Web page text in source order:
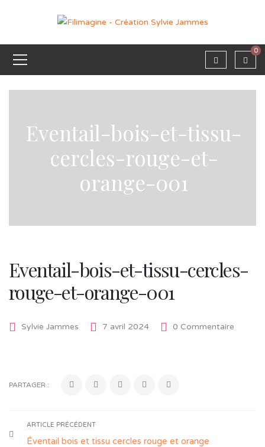
0
Eventail-bois-et-tissu-
cercles-rouge-et-
orange-001
Eventail-bois-et-tissu-cercles-
rouge-et-orange-001
Sylvie Jammes 7 avril 2024 0 Commentaire
PARTAGER :
ARTICLE PRÉCÉDENT
Éventail bois et tissu cercles rouge et orange